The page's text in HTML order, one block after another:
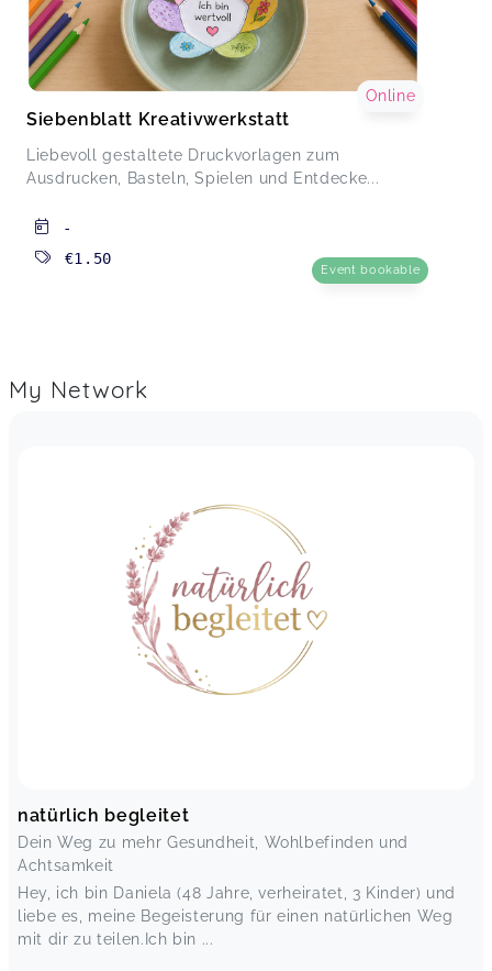
Siebenblatt Kreativwerkstatt
Liebevoll gestaltete Druckvorlagen zum
Ausdrucken, Basteln, Spielen und Entdecke...
Online
-
€1.50
Event bookable
My Network
natürlich begleitet
Dein Weg zu mehr Gesundheit, Wohlbefinden und
Achtsamkeit
Hey, ich bin Daniela (48 Jahre, verheiratet, 3 Kinder) und
liebe es, meine Begeisterung für einen natürlichen Weg
mit dir zu teilen.Ich bin ...